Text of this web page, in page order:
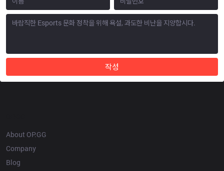
작성
About OP.GG
Company
Blog